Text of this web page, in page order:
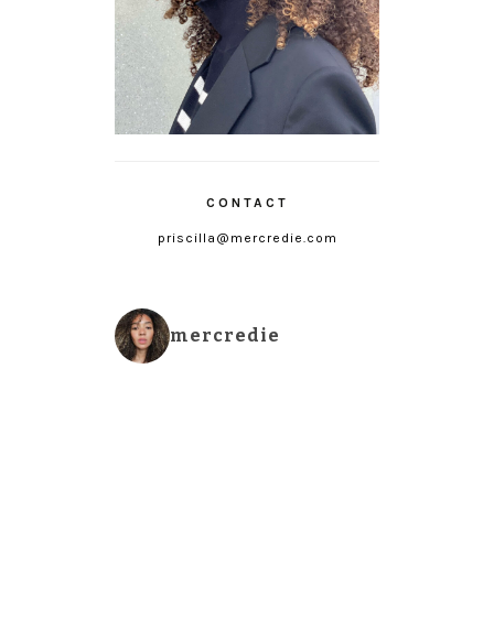
CONTACT
priscilla@mercredie.com
mercredie